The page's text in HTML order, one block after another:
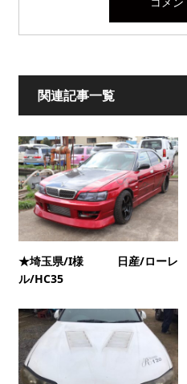
関連記事一覧
★埼玉県/I様 日産/ローレ
ル/HC35